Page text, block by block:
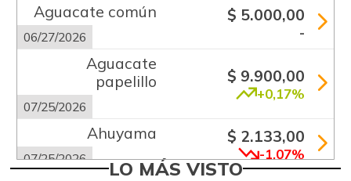
Aguacate común
06/27/2026
$ 5.000,00
-
Aguacate
papelillo
07/25/2026
$ 9.900,00
+0,17%
Ahuyama
07/25/2026
$ 2.133,00
-1,07%
LO MÁS VISTO